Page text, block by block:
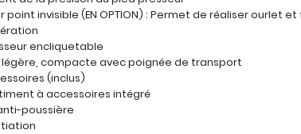
point invisible (EN OPTION) : Permet de réaliser ourlet
encliquetable
légère, compacte avec poignée de transport
(inclus)
à accessoires intégré
poussière